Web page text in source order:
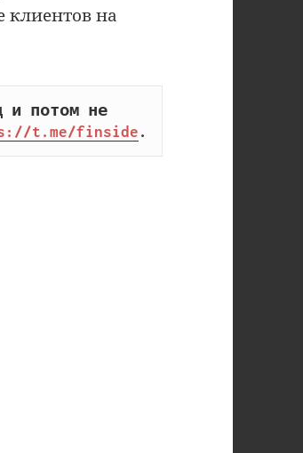
клиентов на
и потом не
t.me/finside .